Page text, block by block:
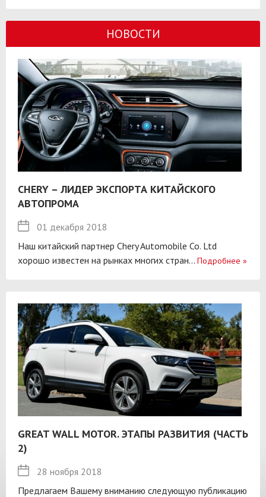
НОВОСТИ
CHERY – ЛИДЕР ЭКСПОРТА КИТАЙСКОГО
АВТОПРОМА
01 декабря 2018
Наш китайский партнер Chery Automobile Co. Ltd
хорошо известен на рынках многих стран... Подробнее »
GREAT WALL MOTOR. ЭТАПЫ РАЗВИТИЯ (ЧАСТЬ
2)
28 ноября 2018
Предлагаем Вашему вниманию следующую публикацию